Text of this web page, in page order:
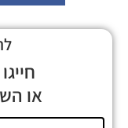
חייגו
או